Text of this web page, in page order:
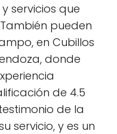
servicios que
pueden
en Cubillos
donde
de 4.5
de la
servicio, y es un